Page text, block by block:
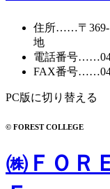
住所……〒369-
地
電話番号……
FAX番号
PC版に切り替える
© FOREST COLLEGE
㈱ＦＯＲ